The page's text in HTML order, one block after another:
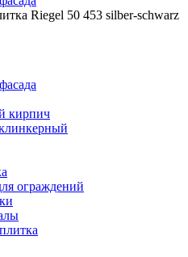
Riegel 50 453 silber-schwarz
кирпич
ограждений